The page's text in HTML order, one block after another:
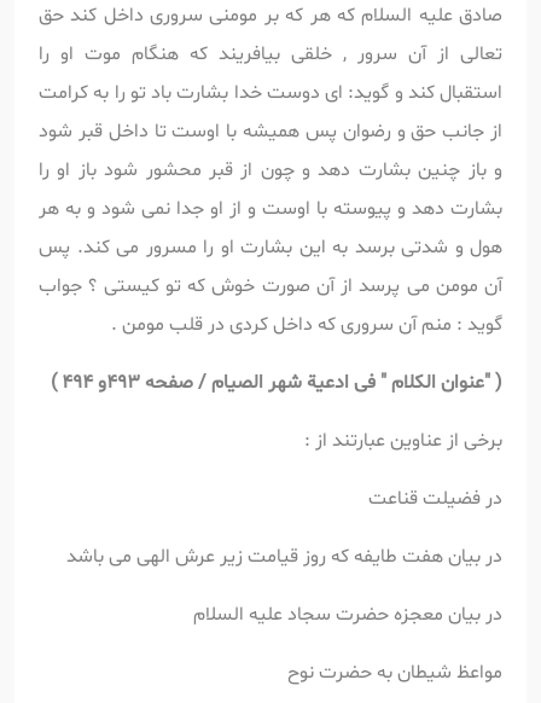
صادق علیه السلام که هر که بر مومنی سروری داخل کند حق
تعالی از آن سرور , خلقی بیافریند که هنگام موت او را
استقبال کند و گوید: ای دوست خدا بشارت باد تو را به کرامت
از جانب حق و رضوان پس همیشه با اوست تا داخل قبر شود
و باز چنین بشارت دهد و چون از قبر محشور شود باز او را
بشارت دهد و پیوسته با اوست و از او جدا نمی شود و به هر
هول و شدتی برسد به این بشارت او را مسرور می کند. پس
آن مومن می پرسد از آن صورت خوش که تو کیستی ؟ جواب
گوید : منم آن سروری که داخل کردی در قلب مومن .
( "عنوان الکلام " فی ادعیة شهر الصیام / صفحه 493و 494 )
برخی از عناوین عبارتند از :
در فضیلت قناعت
در بیان هفت طایفه که روز قیامت زیر عرش الهی می باشد
در بیان معجزه حضرت سجاد علیه السلام
مواعظ شیطان به حضرت نوح